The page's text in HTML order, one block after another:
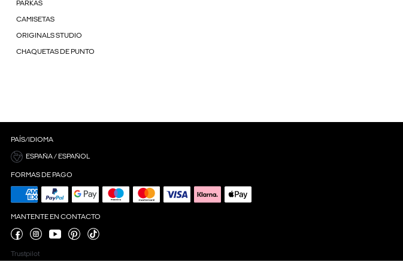
PARKAS
CAMISETAS
ORIGINALS STUDIO
CHAQUETAS DE PUNTO
PAÍS/IDIOMA
ESPAÑA / ESPAÑOL
FORMAS DE PAGO
MANTENTE EN CONTACTO
Trustpilot